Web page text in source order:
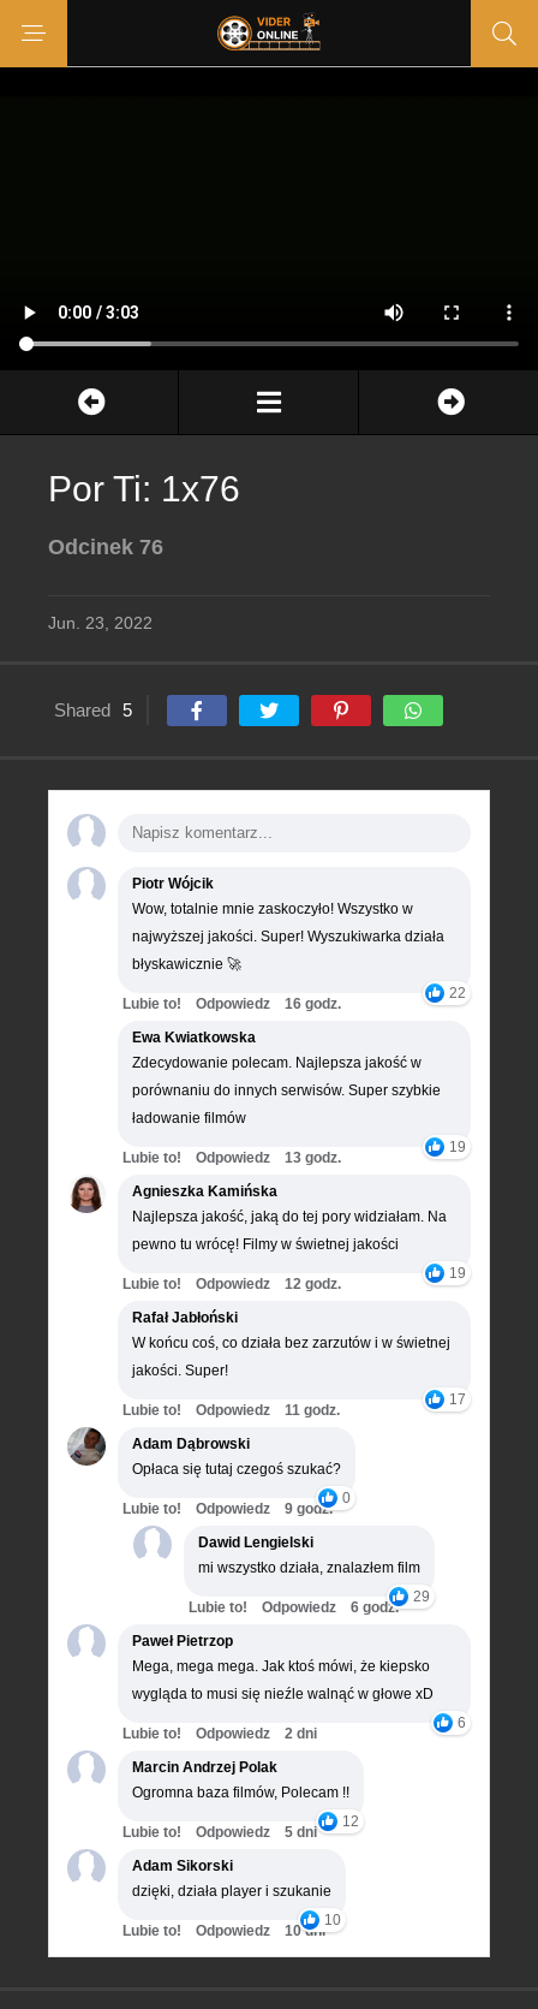
Por Ti: 1x76
Odcinek 76
Jun. 23, 2022
Shared 5
Piotr Wójcik
Wow, totalnie mnie zaskoczyło! Wszystko w
najwyższej jakości. Super! Wyszukiwarka działa
błyskawicznie 🚀
22
Lubie to! Odpowiedz
16 godz.
Ewa Kwiatkowska
Zdecydowanie polecam. Najlepsza jakość w
porównaniu do innych serwisów. Super szybkie
ładowanie filmów
19
Lubie to! Odpowiedz
13 godz.
Agnieszka Kamińska
Najlepsza jakość, jaką do tej pory widziałam. Na
pewno tu wrócę! Filmy w świetnej jakości
19
Lubie to! Odpowiedz
12 godz.
Rafał Jabłoński
W końcu coś, co działa bez zarzutów i w świetnej
jakości. Super!
17
Lubie to! Odpowiedz
11 godz.
Adam Dąbrowski
Opłaca się tutaj czegoś szukać?
0
Lubie to! Odpowiedz
9 godz.
Dawid Lengielski
mi wszystko działa, znalazłem film
29
Lubie to! Odpowiedz
6 godz.
Paweł Pietrzop
Mega, mega mega. Jak ktoś mówi, że kiepsko
wygląda to musi się nieźle walnąć w głowe xD
6
Lubie to! Odpowiedz
2 dni
Marcin Andrzej Polak
Ogromna baza filmów, Polecam !!
12
Lubie to! Odpowiedz
5 dni
Adam Sikorski
dzięki, działa player i szukanie
10
Lubie to! Odpowiedz 10 dni